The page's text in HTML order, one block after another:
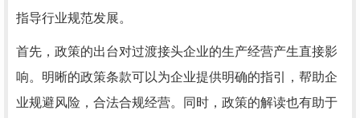
指导行业规范发展。
首先，政策的出台对过渡接头企业的生产经营产生直接影
响。明晰的政策条款可以为企业提供明确的指引，帮助企
业规避风险，合法合规经营。同时，政策的解读也有助于